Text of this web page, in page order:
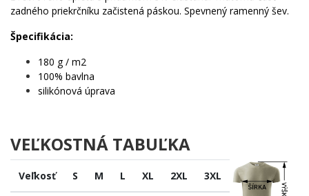
Päťdesiat rokov skúseností, jeden geniálny motív. Neváhaj –
výročia sa neopakujú, ale správny darček zostane v pamäti navždy.
💪
zadného priekrčníku začistená páskou. Spevnený ramenný šev.
Špecifikácia:
180 g / m2
100% bavlna
silikónová úprava
VEĽKOSTNÁ TABUĽKA
Veľkosť S M L XL 2XL 3XL